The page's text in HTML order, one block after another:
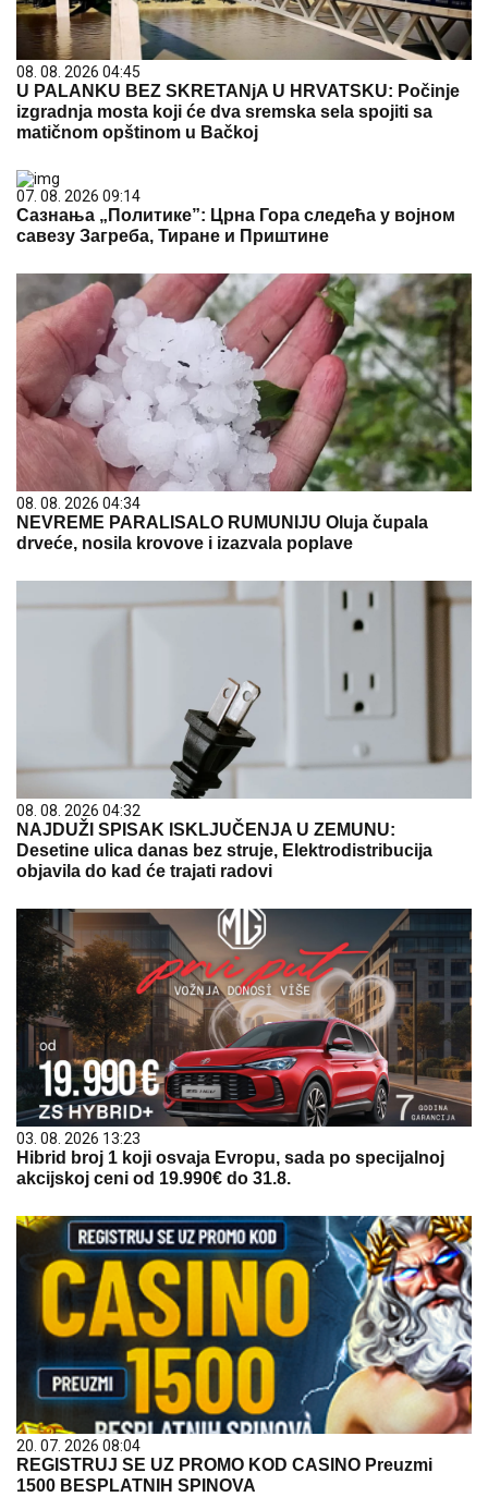
08. 08. 2026 04:45
U PALANKU BEZ SKRETANjA U HRVATSKU: Počinje
izgradnja mosta koji će dva sremska sela spojiti sa
matičnom opštinom u Bačkoj
07. 08. 2026 09:14
Сазнања „Политике”: Црна Гора следећа у војном
савезу Загреба, Тиране и Приштине
08. 08. 2026 04:34
NEVREME PARALISALO RUMUNIJU Oluja čupala
drveće, nosila krovove i izazvala poplave
08. 08. 2026 04:32
NAJDUŽI SPISAK ISKLJUČENJA U ZEMUNU:
Desetine ulica danas bez struje, Elektrodistribucija
objavila do kad će trajati radovi
03. 08. 2026 13:23
Hibrid broj 1 koji osvaja Evropu, sada po specijalnoj
akcijskoj ceni od 19.990€ do 31.8.
20. 07. 2026 08:04
REGISTRUJ SE UZ PROMO KOD CASINO Preuzmi
1500 BESPLATNIH SPINOVA